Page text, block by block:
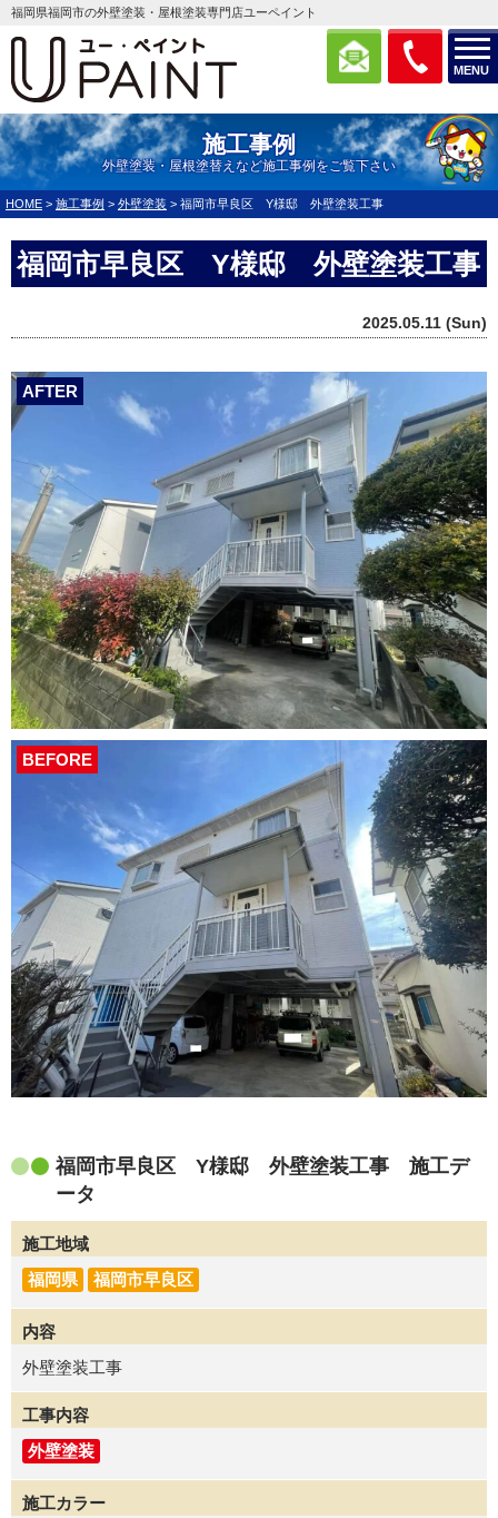
MENU
福岡県福岡市の外壁塗装・屋根塗装専門店ユーペイント
施工事例
外壁塗装・屋根塗替えなど施工事例をご覧下さい
HOME > 施工事例 > 外壁塗装 > 福岡市早良区 Y様邸 外壁塗装工事
福岡市早良区 Y様邸 外壁塗装工事
2025.05.11 (Sun)
AFTER
BEFORE
福岡市早良区 Y様邸 外壁塗装工事 施工デ
ータ
施工地域
福岡県
福岡市早良区
内容
外壁塗装工事
工事内容
外壁塗装
施工カラー